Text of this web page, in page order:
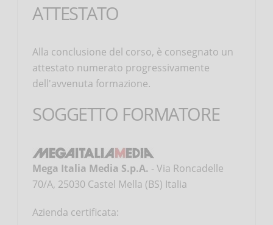
ATTESTATO
Alla conclusione del corso, è consegnato un
attestato numerato progressivamente
dell'avvenuta formazione.
SOGGETTO FORMATORE
Mega Italia Media S.p.A. - Via Roncadelle
70/A, 25030 Castel Mella (BS) Italia
Azienda certificata: